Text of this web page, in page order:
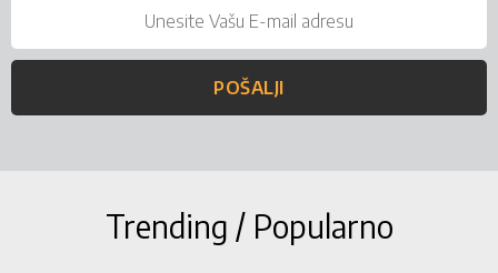
POŠALJI
Trending / Popularno